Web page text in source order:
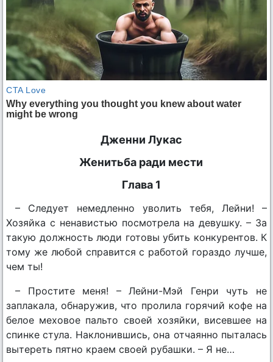
Дженни Лукас
Женитьба ради мести
Глава 1
– Следует немедленно уволить тебя, Лейни! –
Хозяйка с ненавистью посмотрела на девушку. – За
такую должность люди готовы убить конкурентов. К
тому же любой справится с работой гораздо лучше,
чем ты!
– Простите меня! – Лейни-Мэй Генри чуть не
заплакала, обнаружив, что пролила горячий кофе на
белое меховое пальто своей хозяйки, висевшее на
спинке стула. Наклонившись, она отчаянно пыталась
вытереть пятно краем своей рубашки. – Я не…